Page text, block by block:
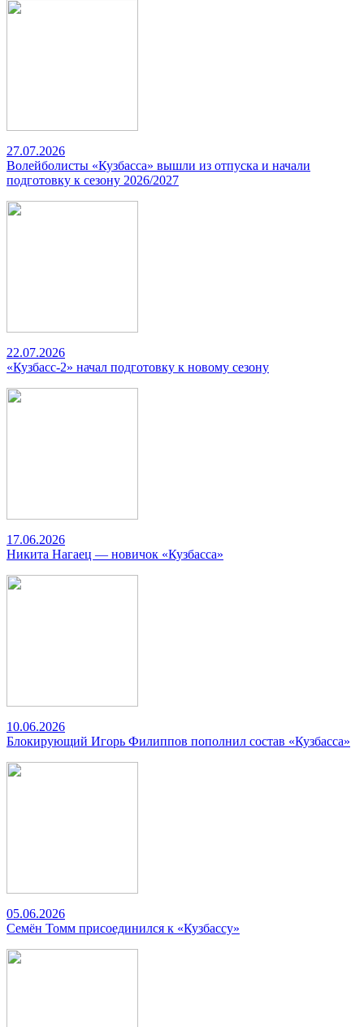
27.07.2026
Волейболисты «Кузбасса» вышли из отпуска и начали
подготовку к сезону 2026/2027
22.07.2026
«Кузбасс-2» начал подготовку к новому сезону
17.06.2026
Никита Нагаец — новичок «Кузбасса»
10.06.2026
Блокирующий Игорь Филиппов пополнил состав «Кузбасса»
05.06.2026
Семён Томм присоединился к «Кузбассу»